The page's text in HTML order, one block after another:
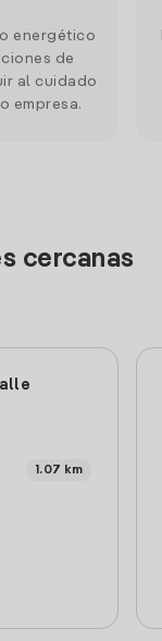
energético
de
al cuidado
empresa.
cercanas
1.07 km